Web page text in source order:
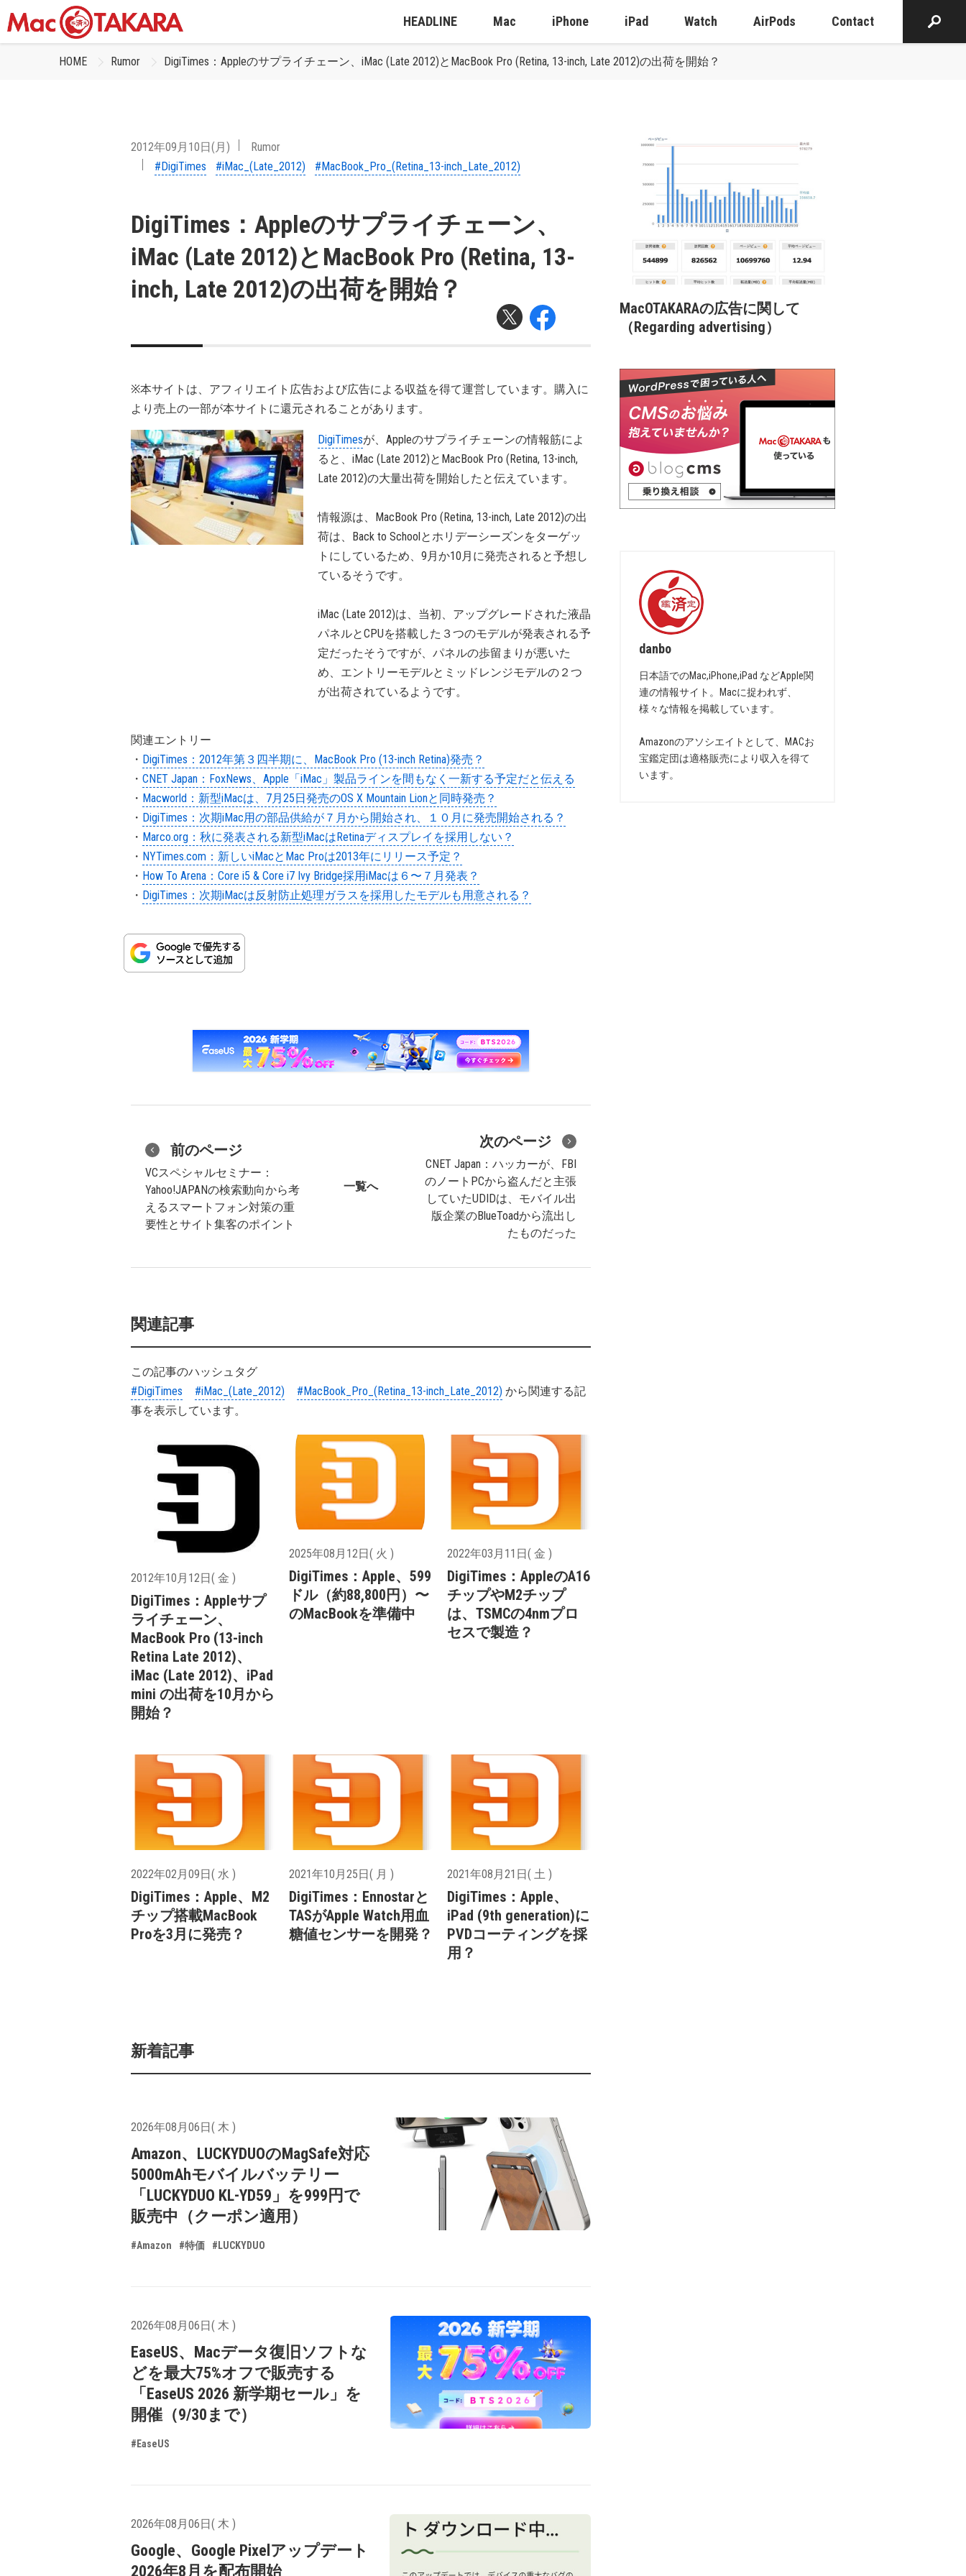
HEADLINE Mac iPhone iPad Watch AirPods Contact
HOME Rumor DigiTimes：Appleのサプライチェーン、iMac (Late 2012)とMacBook Pro (Retina, 13-inch, Late 2012)の出荷を開始？
2012年09月10日(月)
Rumor
#DigiTimes
#iMac_(Late_2012) #MacBook_Pro_(Retina_13-inch_Late_2012)
DigiTimes：Appleのサプライチェーン、
iMac (Late 2012)とMacBook Pro (Retina, 13-
inch, Late 2012)の出荷を開始？
※本サイトは、アフィリエイト広告および広告による収益を得て運営しています。購入に
より売上の一部が本サイトに還元されることがあります。
DigiTimesが、Appleのサプライチェーンの情報筋によ
ると、iMac (Late 2012)とMacBook Pro (Retina, 13-inch,
Late 2012)の大量出荷を開始したと伝えています。
情報源は、MacBook Pro (Retina, 13-inch, Late 2012)の出
荷は、Back to Schoolとホリデーシーズンをターゲッ
トにしているため、9月か10月に発売されると予想し
ているそうです。
iMac (Late 2012)は、当初、アップグレードされた液晶
パネルとCPUを搭載した３つのモデルが発表される予
定だったそうですが、パネルの歩留まりが悪いた
め、エントリーモデルとミッドレンジモデルの２つ
が出荷されているようです。
関連エントリー
・ DigiTimes：2012年第３四半期に、MacBook Pro (13-inch Retina)発売？
・ CNET Japan：FoxNews、Apple「iMac」製品ラインを間もなく一新する予定だと伝える
・ Macworld：新型iMacは、7月25日発売のOS X Mountain Lionと同時発売？
・ DigiTimes：次期iMac用の部品供給が７月から開始され、１０月に発売開始される？
・ Marco.org：秋に発表される新型iMacはRetinaディスプレイを採用しない？
・ NYTimes.com：新しいiMacとMac Proは2013年にリリース予定？
・ How To Arena：Core i5 & Core i7 Ivy Bridge採用iMacは６〜７月発表？
・ DigiTimes：次期iMacは反射防止処理ガラスを採用したモデルも用意される？
前のページ
VCスペシャルセミナー：
Yahoo!JAPANの検索動向から考
えるスマートフォン対策の重
要性とサイト集客のポイント
一覧へ
次のページ
CNET Japan：ハッカーが、FBI
のノートPCから盗んだと主張
していたUDIDは、モバイル出
版企業のBlueToadから流出し
たものだった
関連記事
この記事のハッシュタグ
#DigiTimes
#iMac_(Late_2012) #MacBook_Pro_(Retina_13-inch_Late_2012) から関連する記
事を表示しています。
2012年10月12日( 金 )
DigiTimes：Appleサプ
ライチェーン、
MacBook Pro (13-inch
Retina Late 2012)、
iMac (Late 2012)、iPad
mini の出荷を10月から
開始？
2025年08月12日( 火 )
DigiTimes：Apple、599
ドル（約88,800円）〜
のMacBookを準備中
2022年03月11日( 金 )
DigiTimes：AppleのA16
チップやM2チップ
は、TSMCの4nmプロ
セスで製造？
2022年02月09日( 水 )
DigiTimes：Apple、M2
チップ搭載MacBook
Proを3月に発売？
2021年10月25日( 月 )
DigiTimes：Ennostarと
TASがApple Watch用血
糖値センサーを開発？
2021年08月21日( 土 )
DigiTimes：Apple、
iPad (9th generation)に
PVDコーティングを採
用？
新着記事
2026年08月06日( 木 )
Amazon、LUCKYDUOのMagSafe対応
5000mAhモバイルバッテリー
「LUCKYDUO KL-YD59」を999円で
販売中（クーポン適用）
#Amazon #特価 #LUCKYDUO
2026年08月06日( 木 )
EaseUS、Macデータ復旧ソフトな
どを最大75%オフで販売する
「EaseUS 2026 新学期セール」を
開催（9/30まで）
#EaseUS
2026年08月06日( 木 )
Google、Google Pixelアップデート
2026年8月を配布開始
MacOTAKARAの広告に関して
（Regarding advertising）
danbo
日本語でのMac,iPhone,iPad などApple関
連の情報サイト。Macに捉われず、
様々な情報を掲載しています。
Amazonのアソシエイトとして、MACお
宝鑑定団は適格販売により収入を得て
います。